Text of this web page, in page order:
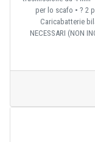
per lo scafo • ? 2
Caricabatterie
NECESSARI (NON